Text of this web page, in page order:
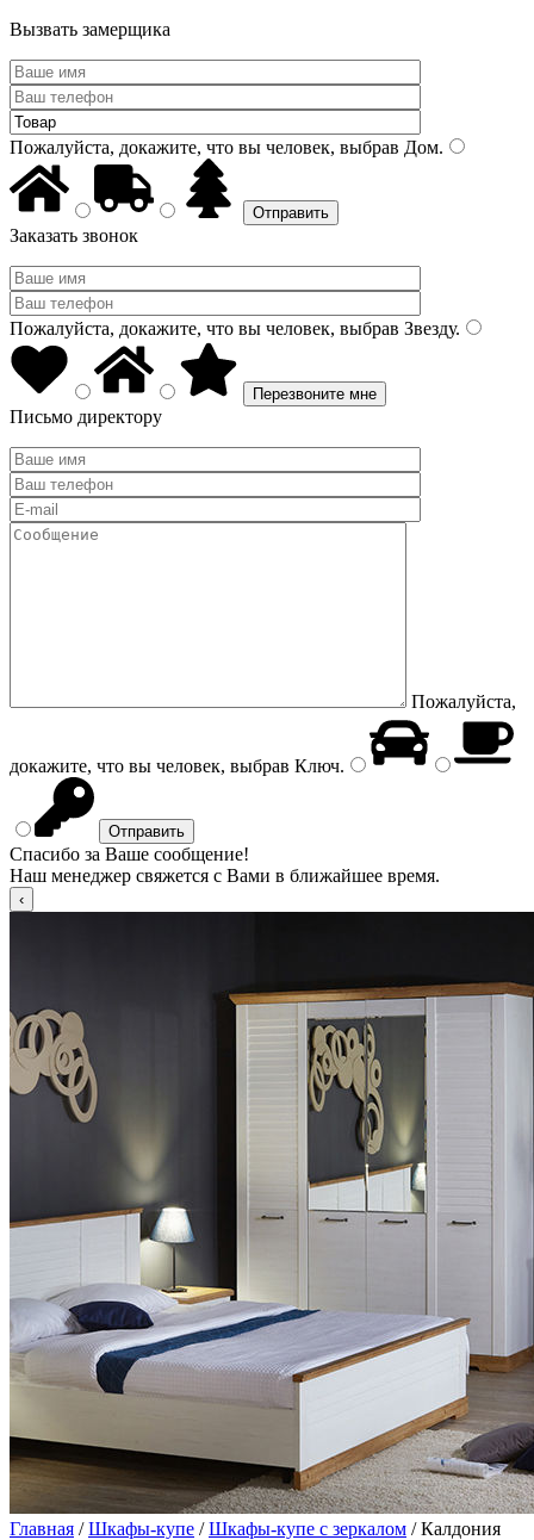
Вызвать замерщика
Пожалуйста, докажите, что вы человек, выбрав Дом.
Заказать звонок
Пожалуйста, докажите, что вы человек, выбрав Звезду.
Письмо директору
Пожалуйста,
докажите, что вы человек, выбрав Ключ.
Спасибо за Ваше сообщение!
Наш менеджер свяжется с Вами в ближайшее время.
Главная /Шкафы-купе /Шкафы-купе с зеркалом / Калдония